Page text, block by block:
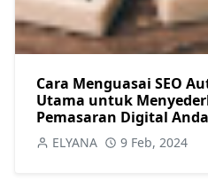
Cara Menguasai SEO
Utama untuk
Pemasaran Digital Anda
ELYANA 9 Feb, 2024